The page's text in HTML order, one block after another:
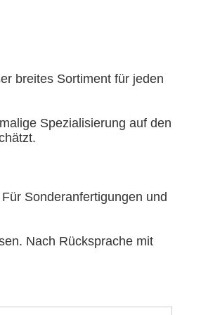
breites Sortiment für jeden
Spezialisierung auf den
Sonderanfertigungen und
Nach Rücksprache mit